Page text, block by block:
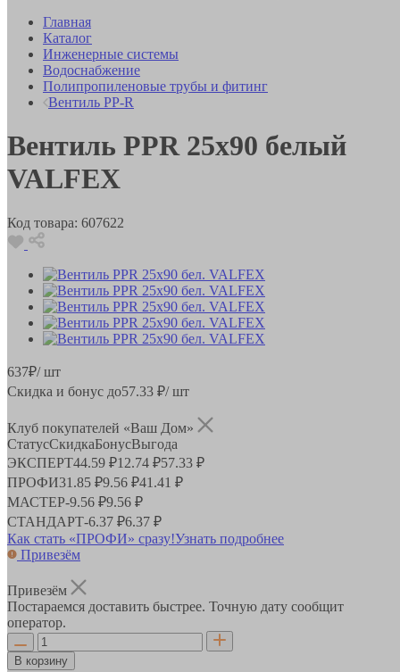
Главная
Каталог
Инженерные системы
Водоснабжение
Полипропиленовые трубы и фитинг
Вентиль PP-R
Вентиль PPR 25х90 белый
VALFEX
Код товара: 607622
637₽/ шт
Скидка и бонус до57.33 ₽/ шт
Клуб покупателей «Ваш Дом»
СтатусСкидкаБонусВыгода
ЭКСПЕРТ44.59 ₽12.74 ₽57.33 ₽
ПРОФИ31.85 ₽9.56 ₽41.41 ₽
МАСТЕР-9.56 ₽9.56 ₽
СТАНДАРТ-6.37 ₽6.37 ₽
Как стать «ПРОФИ» сразу!Узнать подробнее
Привезём
Привезём
Постараемся доставить быстрее. Точную дату сообщит
оператор.
В корзину